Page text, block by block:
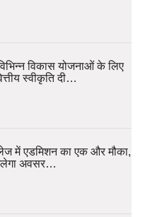
विकास योजनाओं के लिए
स्वीकृति दी…
में एडमिशन का एक और मौका,
अवसर…